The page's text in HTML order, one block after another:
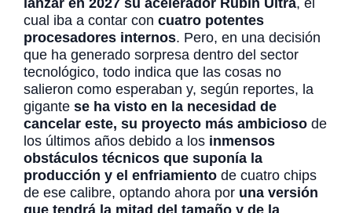
lanzar en 2027 su acelerador Rubin Ultra, el
cual iba a contar con cuatro potentes
procesadores internos. Pero, en una decisión
que ha generado sorpresa dentro del sector
tecnológico, todo indica que las cosas no
salieron como esperaban y, según reportes, la
gigante se ha visto en la necesidad de
cancelar este, su proyecto más ambicioso de
los últimos años debido a los inmensos
obstáculos técnicos que suponía la
producción y el enfriamiento de cuatro chips
de ese calibre, optando ahora por una versión
que tendrá la mitad del tamaño y de la